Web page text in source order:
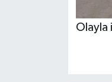
Olayla